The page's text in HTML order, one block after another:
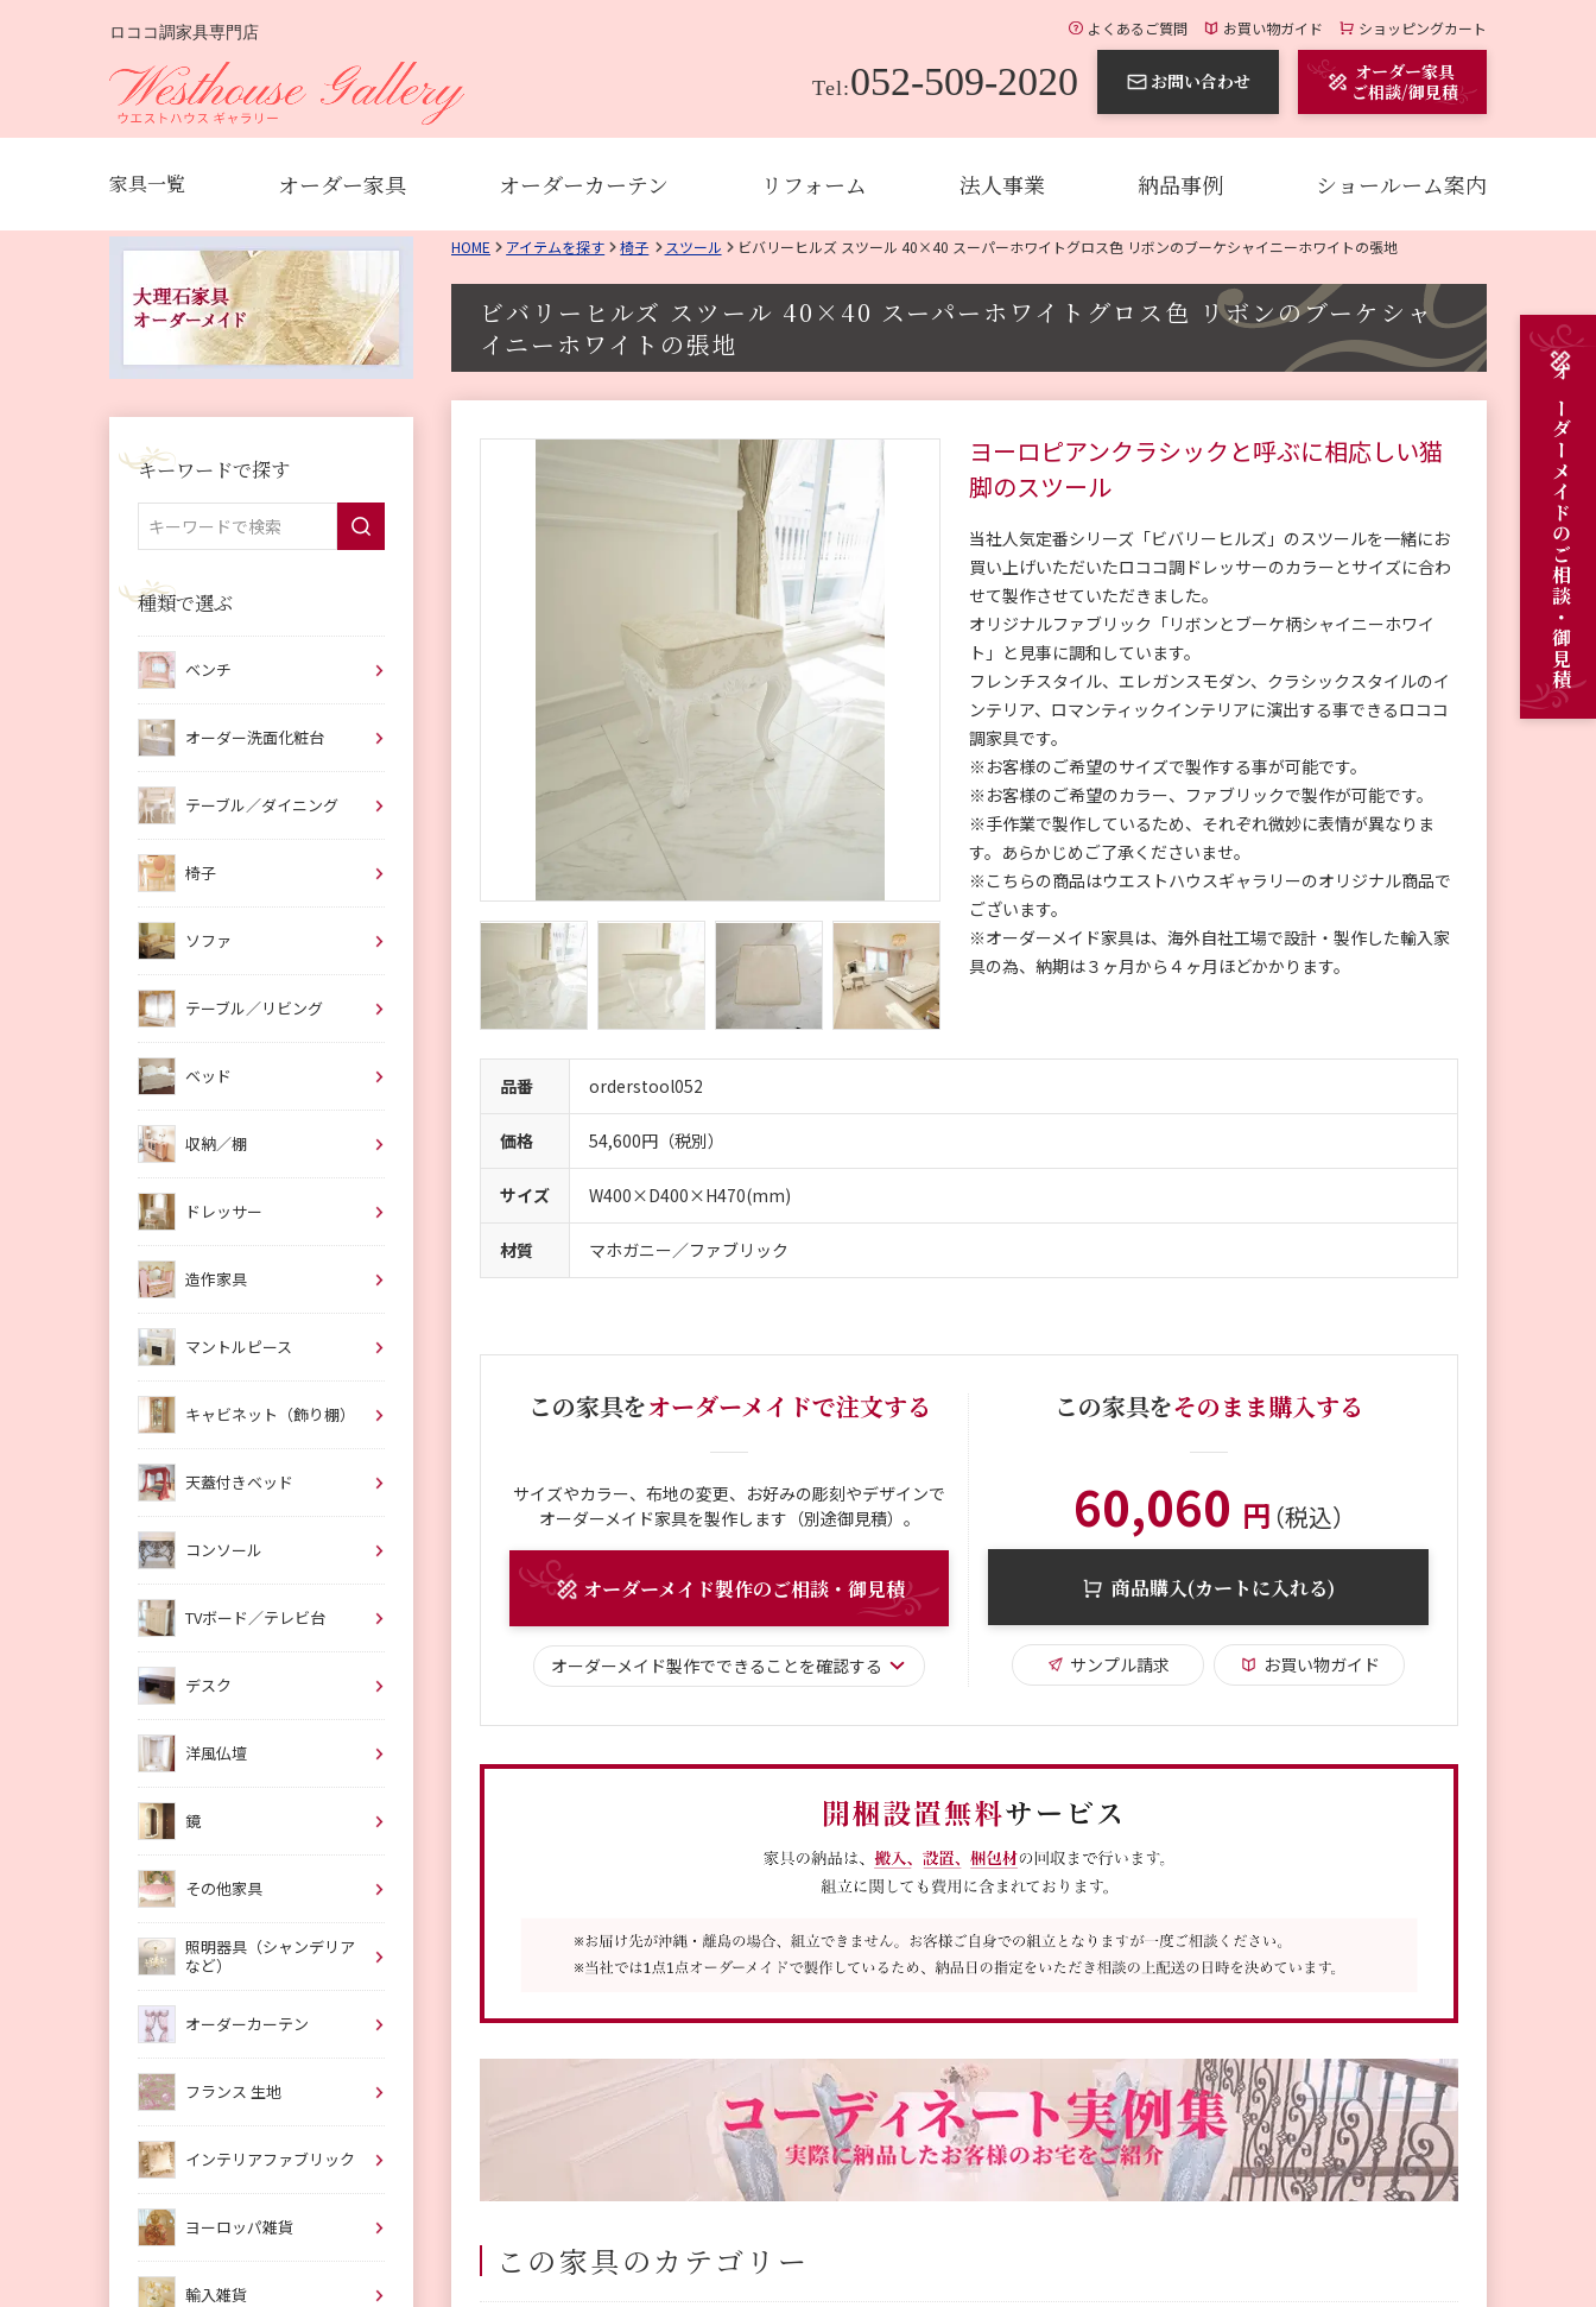
よくあるご質問 お買い物ガイド ショッピングカート
ロココ調家具専門店
Tel:052-509-2020 お問い合わせ
オーダー家具
ご相談/御見積
家具一覧 オーダー家具 オーダーカーテン リフォーム 法人事業 納品事例 ショールーム案内
オーダーメイドのご相談・御見積
HOME アイテムを探す 椅子 スツール ビバリーヒルズ スツール 40×40 スーパーホワイトグロス色 リボンのブーケシャイニーホワイトの張地
ビバリーヒルズ スツール 40×40 スーパーホワイトグロス色 リボンのブーケシャ
イニーホワイトの張地
ヨーロピアンクラシックと呼ぶに相応しい猫
脚のスツール
当社人気定番シリーズ「ビバリーヒルズ」のスツールを一緒にお
買い上げいただいたロココ調ドレッサーのカラーとサイズに合わ
せて製作させていただきました。
オリジナルファブリック「リボンとブーケ柄シャイニーホワイ
ト」と見事に調和しています。
フレンチスタイル、エレガンスモダン、クラシックスタイルのイ
ンテリア、ロマンティックインテリアに演出する事できるロココ
調家具です。
※お客様のご希望のサイズで製作する事が可能です。
※お客様のご希望のカラー、ファブリックで製作が可能です。
※手作業で製作しているため、それぞれ微妙に表情が異なりま
す。あらかじめご了承くださいませ。
※こちらの商品はウエストハウスギャラリーのオリジナル商品で
ございます。
※オーダーメイド家具は、海外自社工場で設計・製作した輸入家
具の為、納期は３ヶ月から４ヶ月ほどかかります。
品番 orderstool052
価格 54,600円（税別）
サイズ W400×D400×H470(mm)
材質 マホガニー／ファブリック
この家具をオーダーメイドで注文する
サイズやカラー、布地の変更、お好みの彫刻やデザインで
オーダーメイド家具を製作します（別途御見積）。
オーダーメイド製作のご相談・御見積
オーダーメイド製作でできることを確認する
この家具をそのまま購入する
60,060 円（税込）
商品購入(カートに入れる)
サンプル請求 お買い物ガイド
この家具のカテゴリー
キーワードで探す
種類で選ぶ
ベンチ
オーダー洗面化粧台
テーブル／ダイニング
椅子
ソファ
テーブル／リビング
ベッド
収納／棚
ドレッサー
造作家具
マントルピース
キャビネット（飾り棚）
天蓋付きベッド
コンソール
TVボード／テレビ台
デスク
洋風仏壇
鏡
その他家具
照明器具（シャンデリア
など）
オーダーカーテン
フランス 生地
インテリアファブリック
ヨーロッパ雑貨
輸入雑貨